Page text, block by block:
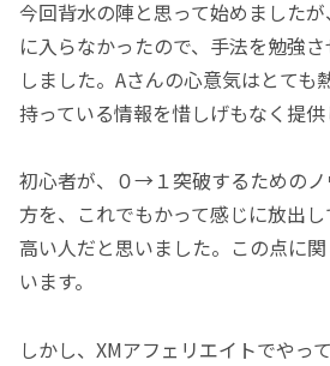
今回背水の陣と思って始めました
に入らなかったので、手法を勉強
しました。Aさんの心意気はとても
持っている情報を惜しげもなく提供
初心者が、０→１突破するための
方を、これでもかって感じに放出
高い人だと思いました。この点に
います。
しかし、XMアフェリエイトでやっ